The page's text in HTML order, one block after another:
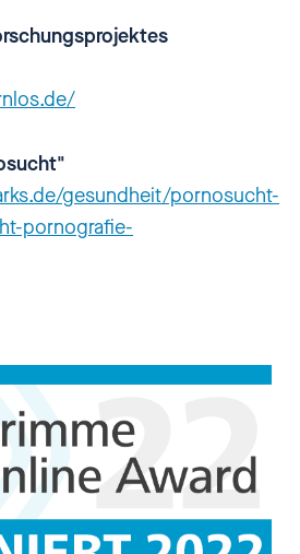
- Nadia Kailouli
auch.
- Charlotte
- Nadia
dann einen
gesundheit/pornosucht-
pornografie-